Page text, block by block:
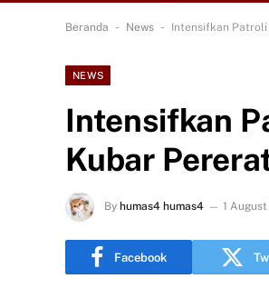
Beranda - News - Intensifkan Patroli
NEWS
Intensifkan
Kubar
By humas4 humas4 1
Facebook